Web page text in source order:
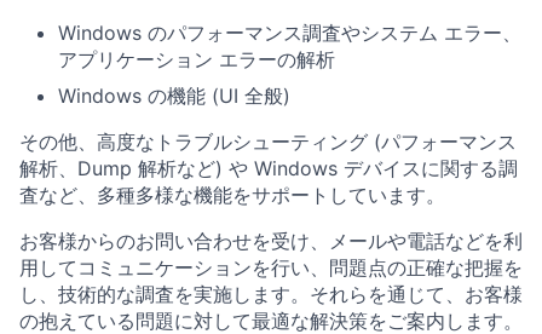
Windows のパフォーマンス調査やシステム エラー、
アプリケーション エラーの解析
Windows の機能 (UI 全般)
その他、高度なトラブルシューティング (パフォーマンス
解析、Dump 解析など) や Windows デバイスに関する調
査など、多種多様な機能をサポートしています。
お客様からのお問い合わせを受け、メールや電話などを利
用してコミュニケーションを行い、問題点の正確な把握を
し、技術的な調査を実施します。それらを通じて、お客様
の抱えている問題に対して最適な解決策をご案内します。